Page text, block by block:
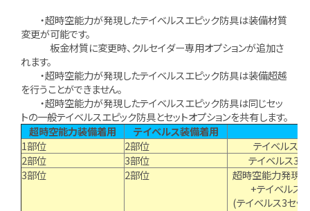
・超時空能力が発現したテイベルスエピック防具は装備材質
変更が可能です。
板金材質に変更時、クルセイダー専用オプションが追加さ
れます。
・超時空能力が発現したテイベルスエピック防具は装備超越
を行うことができません。
・超時空能力が発現したテイベルスエピック防具は同じセッ
トの一般テイベルスエピック防具とセットオプションを共有します。
超時空能力装備着用
テイベルス装備着用
1部位
2部位
テイベルス3
2部位
3部位
テイベルス3,
3部位
2部位
超時空能力発現装
+テイベルス5
(テイベルス3セッ